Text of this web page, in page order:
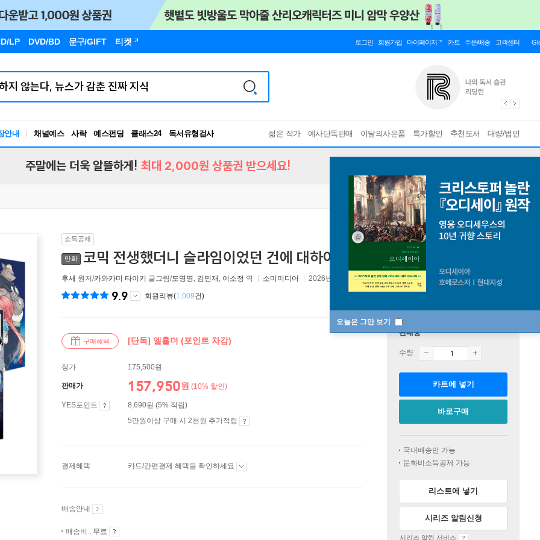
LP DVD/BD 문구/GIFT 티켓 로그인 회원가입 마이페이지 카트 주문/배송 고객센터
안내 채널예스 사락 예스펀딩 클래스24
독서유형검사
RBTI Lab
젊은 작가 예사단독판매 이달의사은품 특가할인 추천도서 대량/법인
오늘은 그만 보기
주말에는 더욱 알뜰하게! 최대 2,000원 상품권 받으세요!
소득공제
만화 코믹 전생했더니 슬라임이었던 건에 대하여 1~30권 세트
후세 원저/카와카미 타이키 글그림/도영명, 김민재 , 이소정 역 소미미디어 2026년 05월 13일
9.9 회원리뷰(1,009건)
구매혜택 [단독] 엘홀더 (포인트 차감)
정가 175,500원
판매가 157,950원 (10% 할인)
YES포인트
8,690원 (5% 적립)
5만원이상 구매 시 2천원 추가적립
결제혜택 카드/간편결제 혜택을 확인하세요
배송안내
배송비 : 무료
판매중
수량
카트에 넣기
바로구매
국내배송만 가능
문화비소득공제 가능
리스트에 넣기
시리즈 알림신청
시리즈 알림 서비스